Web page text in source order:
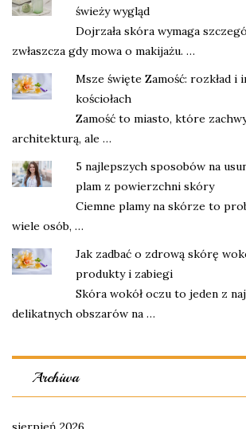
świeży wygląd
Dojrzała skóra wymaga
zwłaszcza gdy mowa o makijażu. …
Msze święte Zamość: rozkład i
kościołach
Zamość to miasto, które
architekturą, ale …
5 najlepszych sposobów na
plam z powierzchni skóry
Ciemne plamy na skórze to
wiele osób, …
Jak zadbać o zdrową skórę
produkty i zabiegi
Skóra wokół oczu to jeden z
delikatnych obszarów na …
Archiwa